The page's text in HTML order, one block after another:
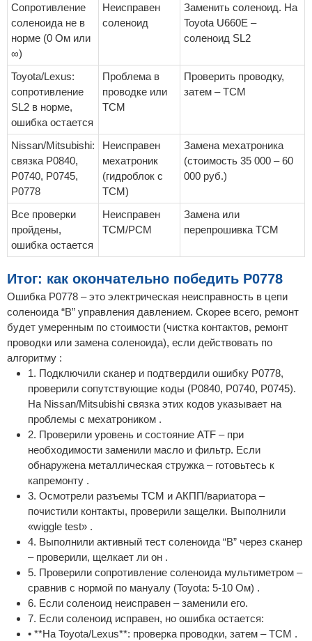
Сопротивление
соленоида не в
норме (0 Ом или
∞)
Неисправен
соленоид
Заменить соленоид. На
Toyota U660E –
соленоид SL2
Toyota/Lexus:
сопротивление
SL2 в норме,
ошибка остается
Проблема в
проводке или
TCM
Проверить проводку,
затем – TCM
Nissan/Mitsubishi:
связка P0840,
P0740, P0745,
P0778
Неисправен
мехатроник
(гидроблок с
TCM)
Замена мехатроника
(стоимость 35 000 – 60
000 руб.)
Все проверки
пройдены,
ошибка остается
Неисправен
TCM/PCM
Замена или
перепрошивка TCM
Итог: как окончательно победить P0778
Ошибка P0778 – это электрическая неисправность в цепи
соленоида “B” управления давлением. Скорее всего, ремонт
будет умеренным по стоимости (чистка контактов, ремонт
проводки или замена соленоида), если действовать по
алгоритму :
1. Подключили сканер и подтвердили ошибку P0778,
проверили сопутствующие коды (P0840, P0740, P0745).
На Nissan/Mitsubishi связка этих кодов указывает на
проблемы с мехатроником .
2. Проверили уровень и состояние ATF – при
необходимости заменили масло и фильтр. Если
обнаружена металлическая стружка – готовьтесь к
капремонту .
3. Осмотрели разъемы TCM и АКПП/вариатора –
почистили контакты, проверили защелки. Выполнили
«wiggle test» .
4. Выполнили активный тест соленоида “B” через сканер
– проверили, щелкает ли он .
5. Проверили сопротивление соленоида мультиметром –
сравнив с нормой по мануалу (Toyota: 5-10 Ом) .
6. Если соленоид неисправен – заменили его.
7. Если соленоид исправен, но ошибка остается:
• **На Toyota/Lexus**: проверка проводки, затем – TCM .